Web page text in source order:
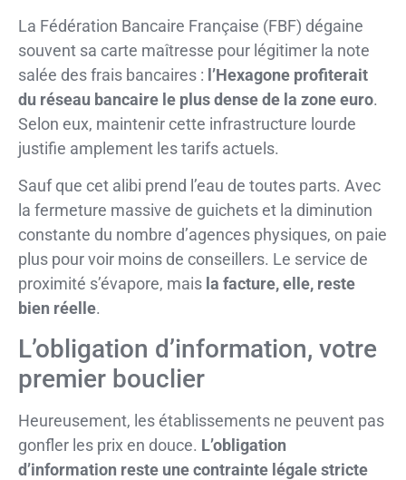
La Fédération Bancaire Française (FBF) dégaine
souvent sa carte maîtresse pour légitimer la note
salée des frais bancaires : l’Hexagone profiterait
du réseau bancaire le plus dense de la zone euro.
Selon eux, maintenir cette infrastructure lourde
justifie amplement les tarifs actuels.
Sauf que cet alibi prend l’eau de toutes parts. Avec
la fermeture massive de guichets et la diminution
constante du nombre d’agences physiques, on paie
plus pour voir moins de conseillers. Le service de
proximité s’évapore, mais la facture, elle, reste
bien réelle.
L’obligation d’information, votre
premier bouclier
Heureusement, les établissements ne peuvent pas
gonfler les prix en douce. L’obligation
d’information reste une contrainte légale stricte